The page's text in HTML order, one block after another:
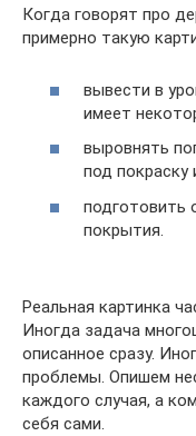
Когда говорят про
примерно такую
вывести в
имеет
выровнять
под покраску
подготовить
покрытия.
Реальная картинка
Иногда задача
описанное сразу.
проблемы. Опишем
каждого случая, а
себя сами.